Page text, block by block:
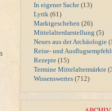
In eigener Sache (13)
Lyrik (61)
Marktgeschehen (26)
Mittelalterdarstellung (5)
Neues aus der Archäologie
Reise- und
Rezepte (15)
Termine Mittelaltermärkte
Wissenswertes (712)